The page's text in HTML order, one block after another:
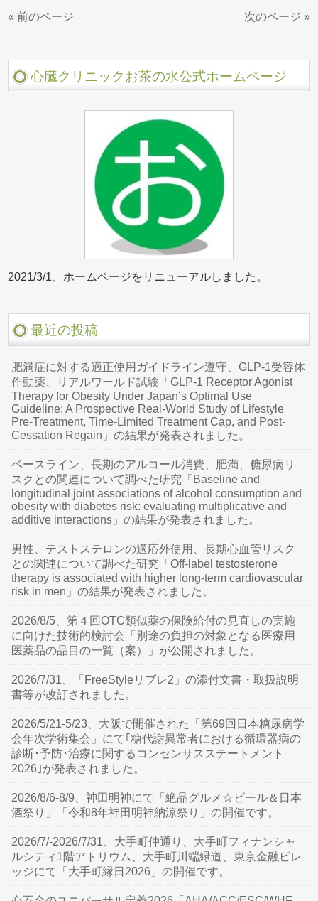
« 前のページ 次のページ »
心臓クリニックお茶の水公式ホームページ
2021/3/1、ホームページをリニューアルしました。
最近の投稿
肥満症に対する適正使用ガイドライン遵守、GLP-1受容体
作動薬、リアルワールド試験「GLP-1 Receptor Agonist
Therapy for Obesity Under Japan’s Optimal Use
Guideline: A Prospective Real-World Study of Lifestyle
Pre-Treatment, Time-Limited Treatment Cap, and Post-
Cessation Regain」の結果が発表されました。
ベースライン、長期のアルコール消費、肥満、糖尿病リ
スクとの関連について調べた研究「Baseline and
longitudinal joint associations of alcohol consumption and
obesity with diabetes risk: evaluating multiplicative and
additive interactions」の結果が発表されました。
男性、テストステロンの適応外使用、長期心血管リスク
との関連について調べた研究「Off-label testosterone
therapy is associated with higher long-term cardiovascular
risk in men」の結果が発表されました。
2026/8/5、第４回OTC類似薬の保険給付の見直しの実施
に向けた技術的検討会「別途の負担の対象となる医療用
医薬品の品目の一覧（案）」が公開されました。
2026/7/31、「FreeStyleリブレ2」の添付文書・取扱説明
書等が改訂されました。
2026/5/21-5/23、大阪で開催された「第69回日本糖尿病学
会年次学術集会」にて｢糖代謝異常者における循環器病の
診断･予防･治療に関するコンセンサスステートメント
2026｣が発表されました。
2026/8/6-8/9、神田明神にて「絶品グルメ☆ビール＆日本
酒祭り」「令和8年神田明神納涼祭り」の開催です。
2026/7/-2026/7/31、大手町仲通り、大手町フィナンシャ
ルシティ1階アトリウム、大手町川端緑道、東京金融ビレ
ッジにて「大手町縁日2026」の開催です。